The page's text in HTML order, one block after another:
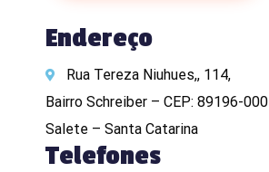
Endereço
Rua Tereza Niuhues,, 114,
Bairro Schreiber – CEP: 89196-000
Salete – Santa Catarina
Telefones